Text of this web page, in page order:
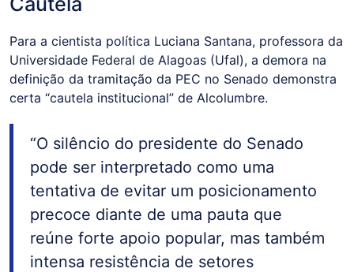
Para a cientista política Luciana Santana, professora da
Universidade Federal de Alagoas (Ufal), a demora na
definição da tramitação da PEC no Senado demonstra
certa “cautela institucional” de Alcolumbre.
“O silêncio do presidente do Senado
pode ser interpretado como uma
tentativa de evitar um posicionamento
precoce diante de uma pauta que
reúne forte apoio popular, mas também
intensa resistência de setores